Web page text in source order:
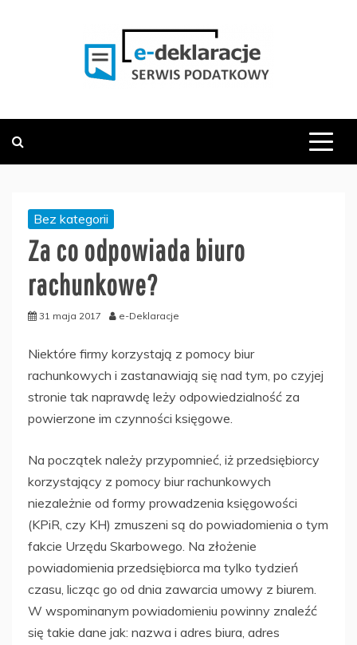
Bez kategorii
Za co odpowiada biuro
rachunkowe?
31 maja 2017 e-Deklaracje
Niektóre firmy korzystają z pomocy biur
rachunkowych i zastanawiają się nad tym, po czyjej
stronie tak naprawdę leży odpowiedzialność za
powierzone im czynności księgowe.
Na początek należy przypomnieć, iż przedsiębiorcy
korzystający z pomocy biur rachunkowych
niezależnie od formy prowadzenia księgowości
(KPiR, czy KH) zmuszeni są do powiadomienia o tym
fakcie Urzędu Skarbowego. Na złożenie
powiadomienia przedsiębiorca ma tylko tydzień
czasu, licząc go od dnia zawarcia umowy z biurem.
W wspominanym powiadomieniu powinny znaleźć
się takie dane jak: nazwa i adres biura, adres